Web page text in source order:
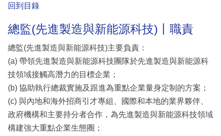
回到目錄
總監(先進製造與新能源科技)丨職責
總監(先進製造與新能源科技)主要負責：
(a) 帶領先進製造與新能源科技團隊於先進製造與新能源科
技領域接觸高潛力的目標企業；
(b) 協助執行總裁實施及跟進為重點企業量身定制的方案；
(c) 與內地和海外招商引才專組、國際和本地的業界夥伴、
政府機構和主要持分者合作，為先進製造與新能源科技領域
構建強大重點企業生態圈；